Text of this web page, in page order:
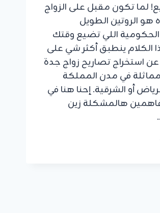
لما تكون مقبل على الزواج
هو الروتين الطويل
الحكومية اللي تضيع وقتك
ينطبق أكثر شي على
عن استخراج تصاريح زواج جدة
في مدن المملكة
أو الشرقية. إحنا هنا في
هالمشكلة زين